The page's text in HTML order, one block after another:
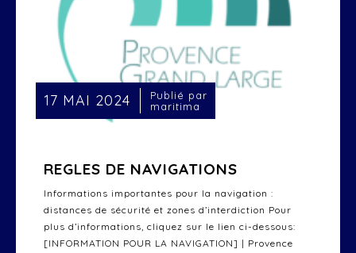
17 MAI 2024
Publié par
maritima
REGLES DE NAVIGATIONS
Informations importantes pour la navigation :
distances de sécurité et zones d’interdiction Pour
plus d’informations, cliquez sur le lien ci-dessous:
[INFORMATION POUR LA NAVIGATION] | Provence